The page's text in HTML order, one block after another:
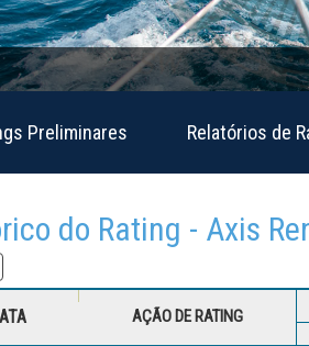
Preliminares Relatórios de
do Rating - Axis
AÇÃO DE RATING